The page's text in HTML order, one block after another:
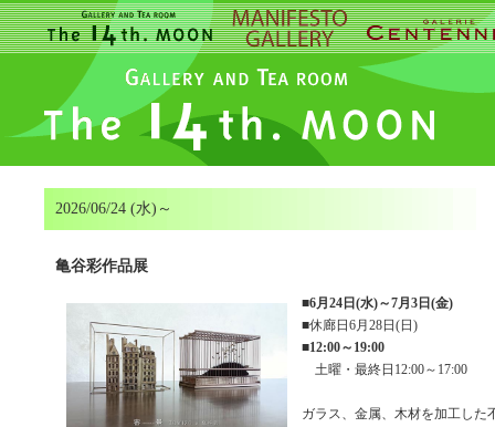
2026/06/24 (水)～
亀谷彩作品展
■6月24日(水)～7月3日(金)
■休廊日6月28日(日)
■12:00～19:00
土曜・最終日12:00～17:00
ガラス、金属、木材を加工した